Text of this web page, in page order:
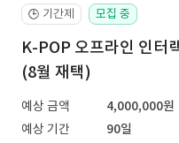
🕒 기간제 모집 중
K-POP 오프라인 인터
(8월 재택)
예상 금액
4,000,000원
예상 기간
90일